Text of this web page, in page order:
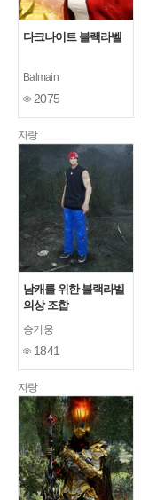
다크나이트 블랙라벨
Balmain
2075
자랑
남캐를 위한 블랙라벨
의상 조합
송기웅
1841
자랑